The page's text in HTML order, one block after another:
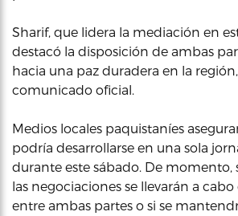
Sharif, que lidera la mediación en
destacó la disposición de ambas
hacia una paz duradera en la
comunicado oficial.
Medios locales paquistaníes
podría desarrollarse en una sola
durante este sábado. De momento,
las negociaciones se llevarán a
entre ambas partes o si se